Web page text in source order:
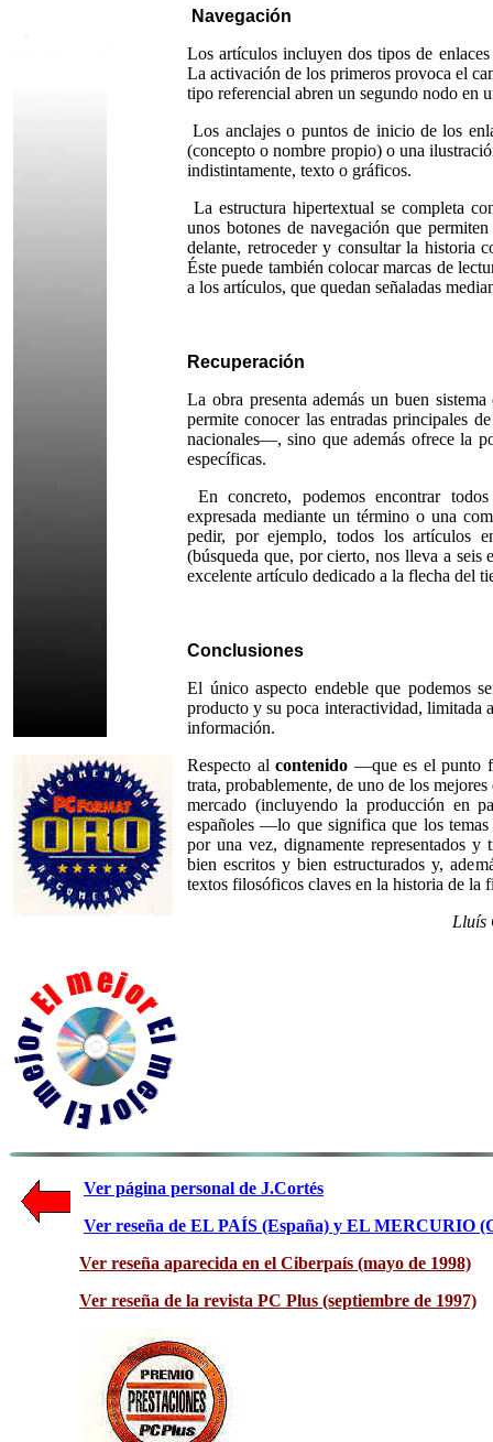
Navegación
Los artículos incluyen dos tipos de
La activación de los primeros provoca el
tipo referencial abren un segundo nodo en
Los anclajes o puntos de inicio de los
(concepto o nombre propio) o una
indistintamente, texto o gráficos.
La estructura hipertextual se completa
unos botones de navegación que
delante, retroceder y consultar la historia
Éste puede también colocar marcas de
a los artículos, que quedan señaladas
Recuperación
La obra presenta además un buen
permite conocer las entradas principales
nacionales—, sino que además ofrece la
específicas.
En concreto, podemos encontrar
expresada mediante un término o una
pedir, por ejemplo, todos los artículos
(búsqueda que, por cierto, nos lleva a seis
excelente artículo dedicado a la flecha del
Conclusiones
El único aspecto endeble que podemos
producto y su poca interactividad, limitada
información.
Respecto al contenido —que es el punto
trata, probablemente, de uno de los
mercado (incluyendo la producción en
españoles —lo que significa que los temas
por una vez, dignamente representados
bien escritos y bien estructurados y,
textos filosóficos claves en la historia de la
Lluís
Ver página personal de J.Cortés
Ver reseña de EL PAÍS (España) y EL MERCURIO
Ver reseña aparecida en el Ciberpaís (mayo de 1998)
Ver reseña de la revista PC Plus (septiembre de 1997)